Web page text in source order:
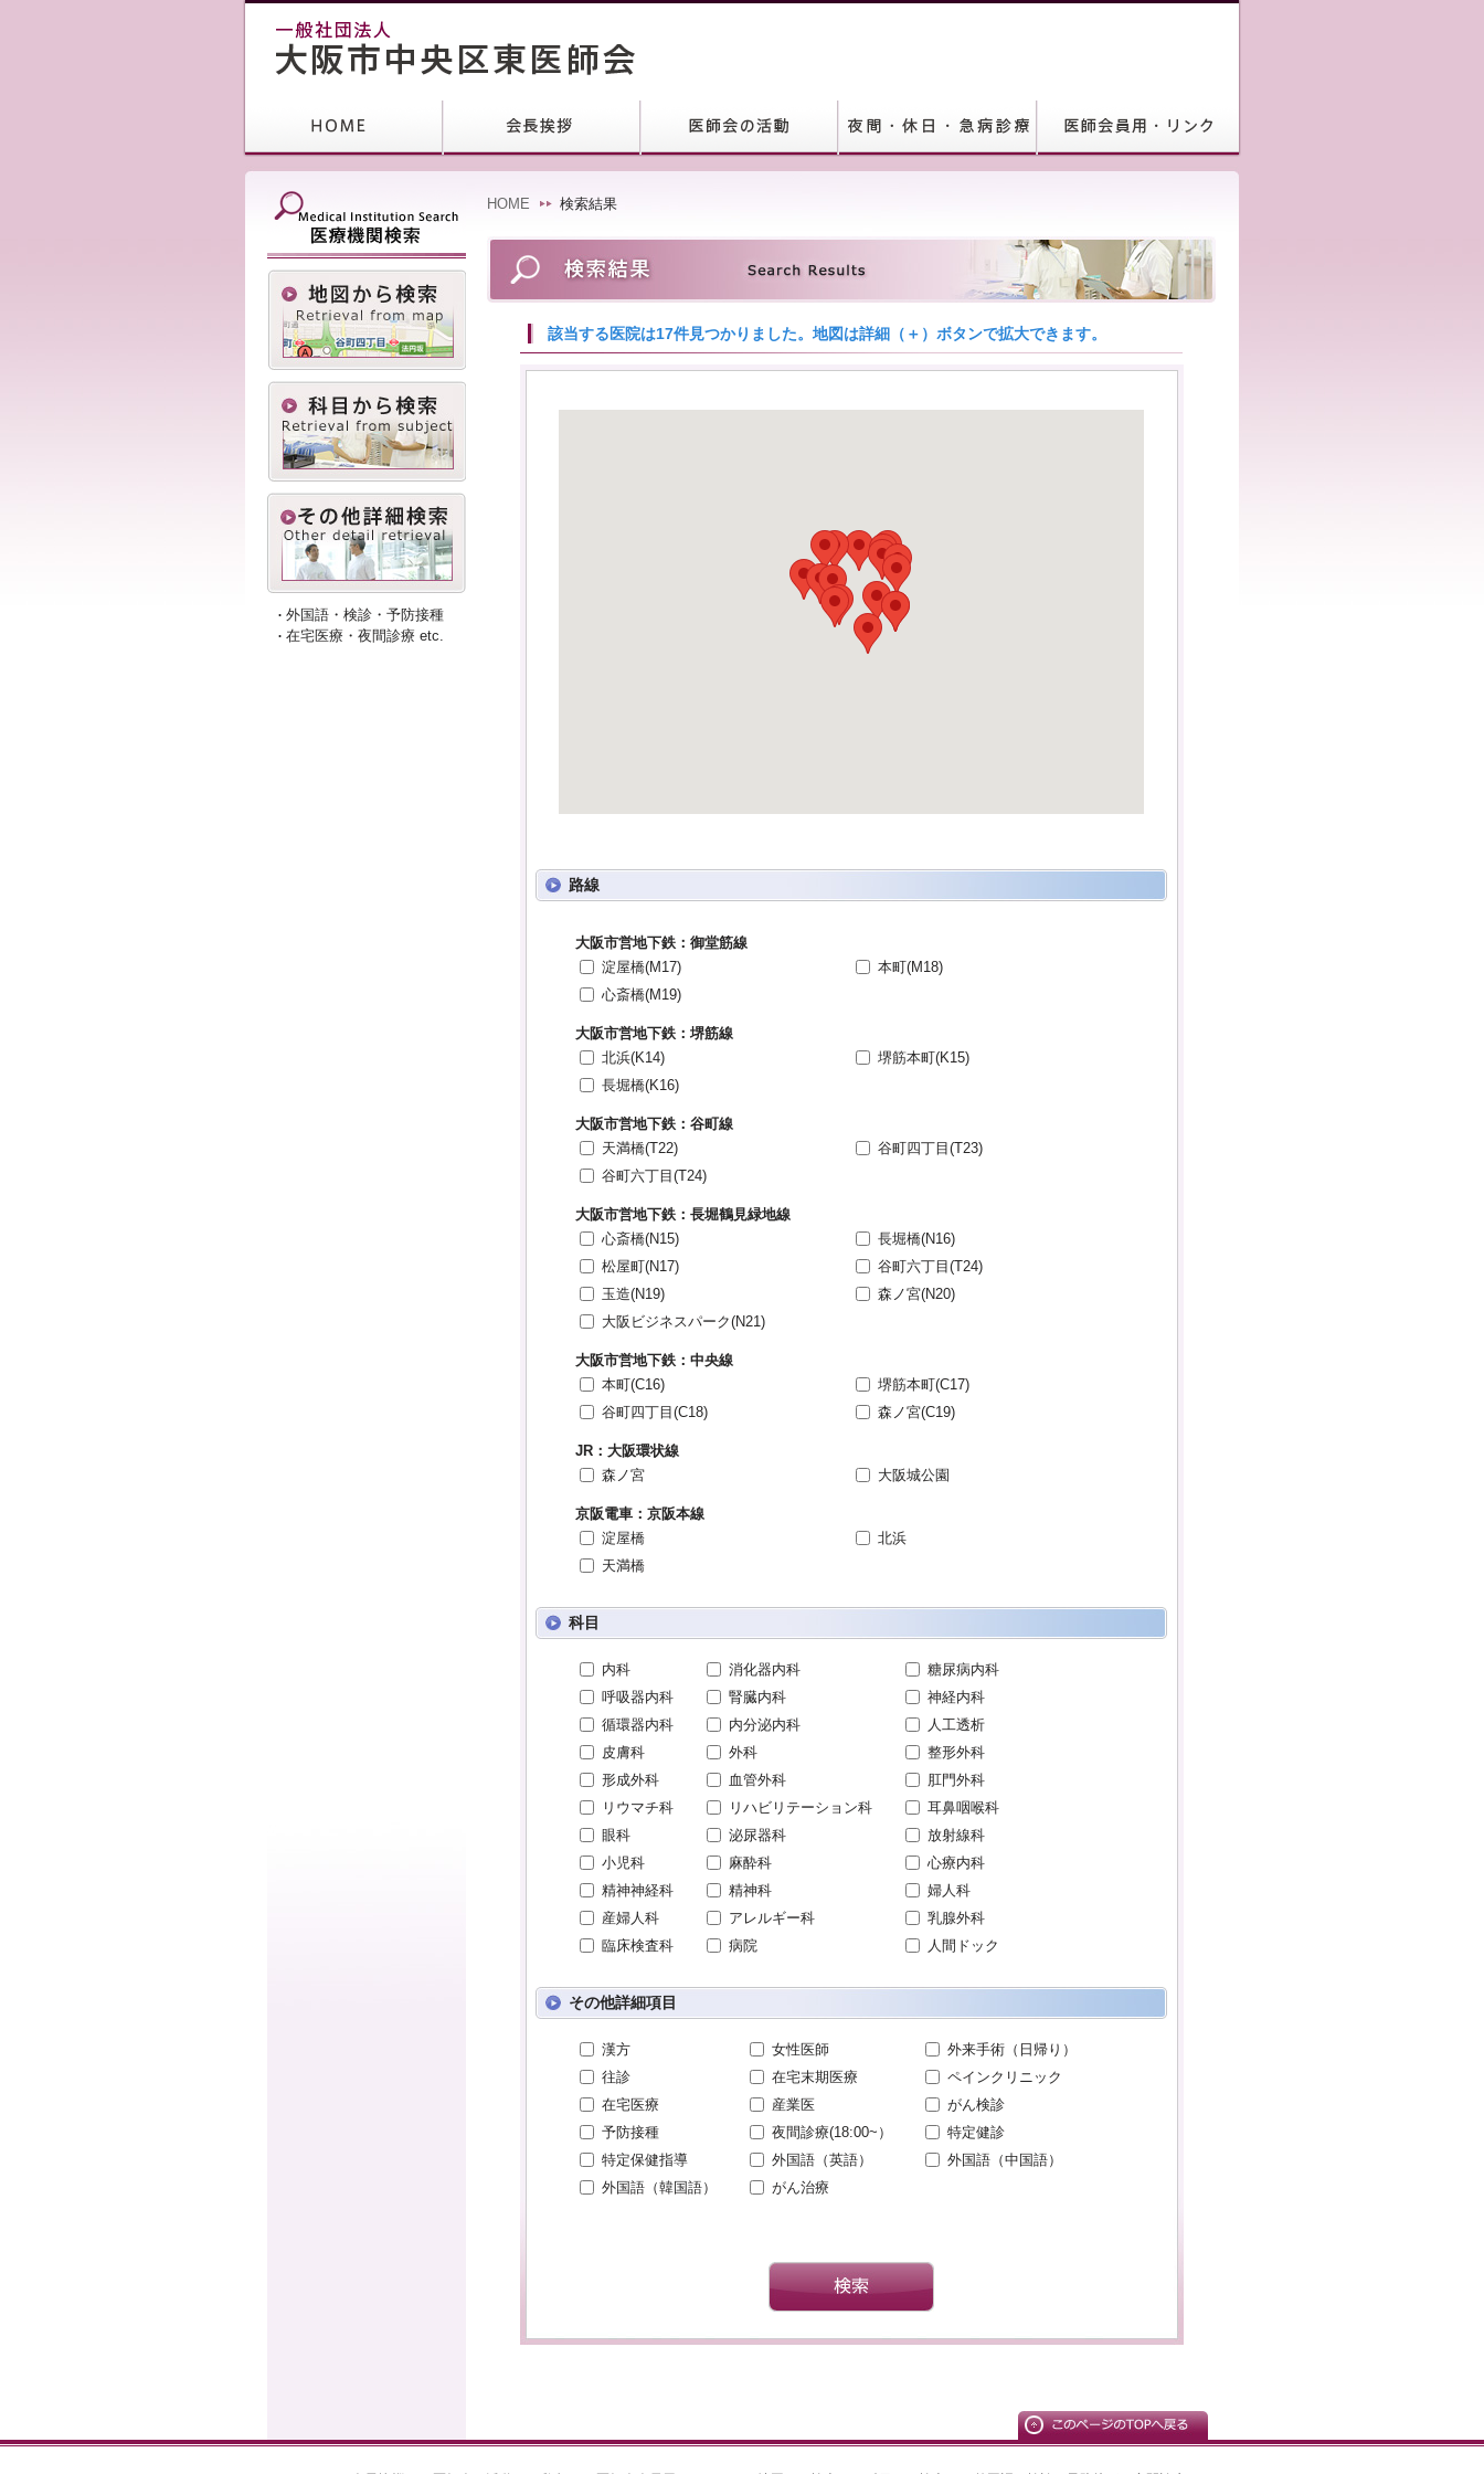
HOME 検索結果
該当する医院は17件見つかりました。地図は詳細（＋）ボタンで拡大できます。
路線
大阪市営地下鉄：御堂筋線
淀屋橋(M17)
本町(M18)
心斎橋(M19)
大阪市営地下鉄：堺筋線
北浜(K14)
堺筋本町(K15)
長堀橋(K16)
大阪市営地下鉄：谷町線
天満橋(T22)
谷町四丁目(T23)
谷町六丁目(T24)
大阪市営地下鉄：長堀鶴見緑地線
心斎橋(N15)
長堀橋(N16)
松屋町(N17)
谷町六丁目(T24)
玉造(N19)
森ノ宮(N20)
大阪ビジネスパーク(N21)
大阪市営地下鉄：中央線
本町(C16)
堺筋本町(C17)
谷町四丁目(C18)
森ノ宮(C19)
JR：大阪環状線
森ノ宮
大阪城公園
京阪電車：京阪本線
淀屋橋
北浜
天満橋
科目
内科 消化器内科
糖尿病内科
呼吸器内科
腎臓内科
神経内科
循環器内科
内分泌内科
人工透析
皮膚科
外科
整形外科
形成外科
血管外科
肛門外科
リウマチ科
リハビリテーション科
耳鼻咽喉科
眼科
泌尿器科
放射線科
小児科
麻酔科
心療内科
精神神経科
精神科
婦人科
産婦人科
アレルギー科
乳腺外科
臨床検査科
病院 人間ドック
その他詳細項目
漢方 女性医師
外来手術（日帰り）
往診
在宅末期医療
ペインクリニック
在宅医療
産業医
がん検診
予防接種
夜間診療(18:00~）
特定健診
特定保健指導
外国語（英語）
外国語（中国語）
外国語（韓国語）
がん治療
外国語・検診・予防接種
在宅医療・夜間診療 etc.